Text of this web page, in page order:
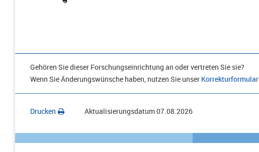
Gehören Sie dieser Forschungseinrichtung an oder vertreten Sie sie?
Wenn Sie Änderungswünsche haben, nutzen Sie unser Korrekturformular
Drucken Aktualisierungsdatum07.08.2026